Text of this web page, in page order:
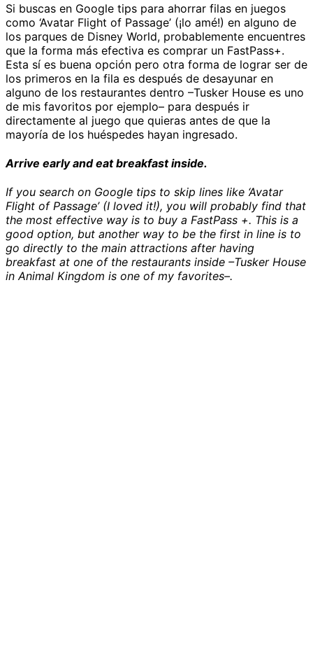
Si buscas en Google tips para ahorrar filas en juegos
como ‘Avatar Flight of Passage’ (¡lo amé!) en alguno de
los parques de Disney World, probablemente encuentres
que la forma más efectiva es comprar un FastPass+.
Esta sí es buena opción pero otra forma de lograr ser de
los primeros en la fila es después de desayunar en
alguno de los restaurantes dentro –Tusker House es uno
de mis favoritos por ejemplo– para después ir
directamente al juego que quieras antes de que la
mayoría de los huéspedes hayan ingresado.
Arrive early and eat breakfast inside.
If you search on Google tips to skip lines like ‘Avatar
Flight of Passage’ (I loved it!), you will probably find that
the most effective way is to buy a FastPass +. This is a
good option, but another way to be the first in line is to
go directly to the main attractions after having
breakfast at one of the restaurants inside –Tusker House
in Animal Kingdom is one of my favorites–.